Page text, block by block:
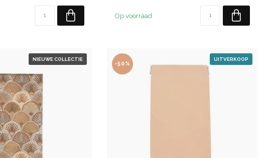
Op voorraad
NIEUWE COLLECTIE UITVERKOOP
-50%